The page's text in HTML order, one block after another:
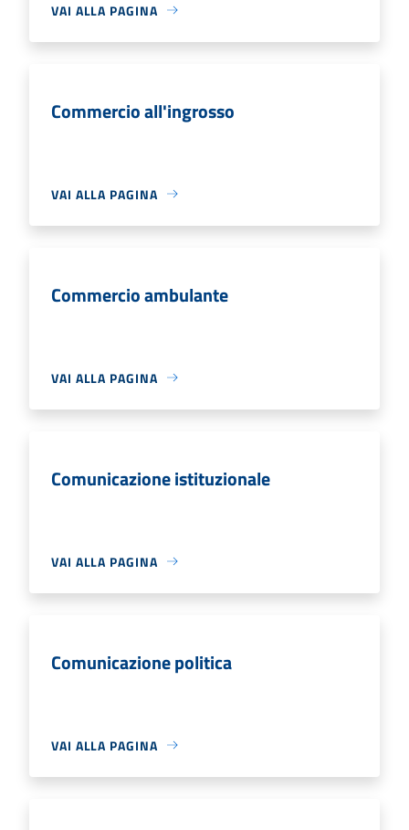
VAI ALLA PAGINA
Commercio all'ingrosso
VAI ALLA PAGINA
Commercio ambulante
VAI ALLA PAGINA
Comunicazione istituzionale
VAI ALLA PAGINA
Comunicazione politica
VAI ALLA PAGINA